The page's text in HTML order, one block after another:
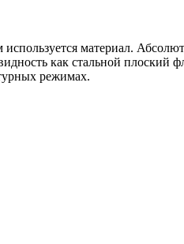
материал.
как стальной
режимах.